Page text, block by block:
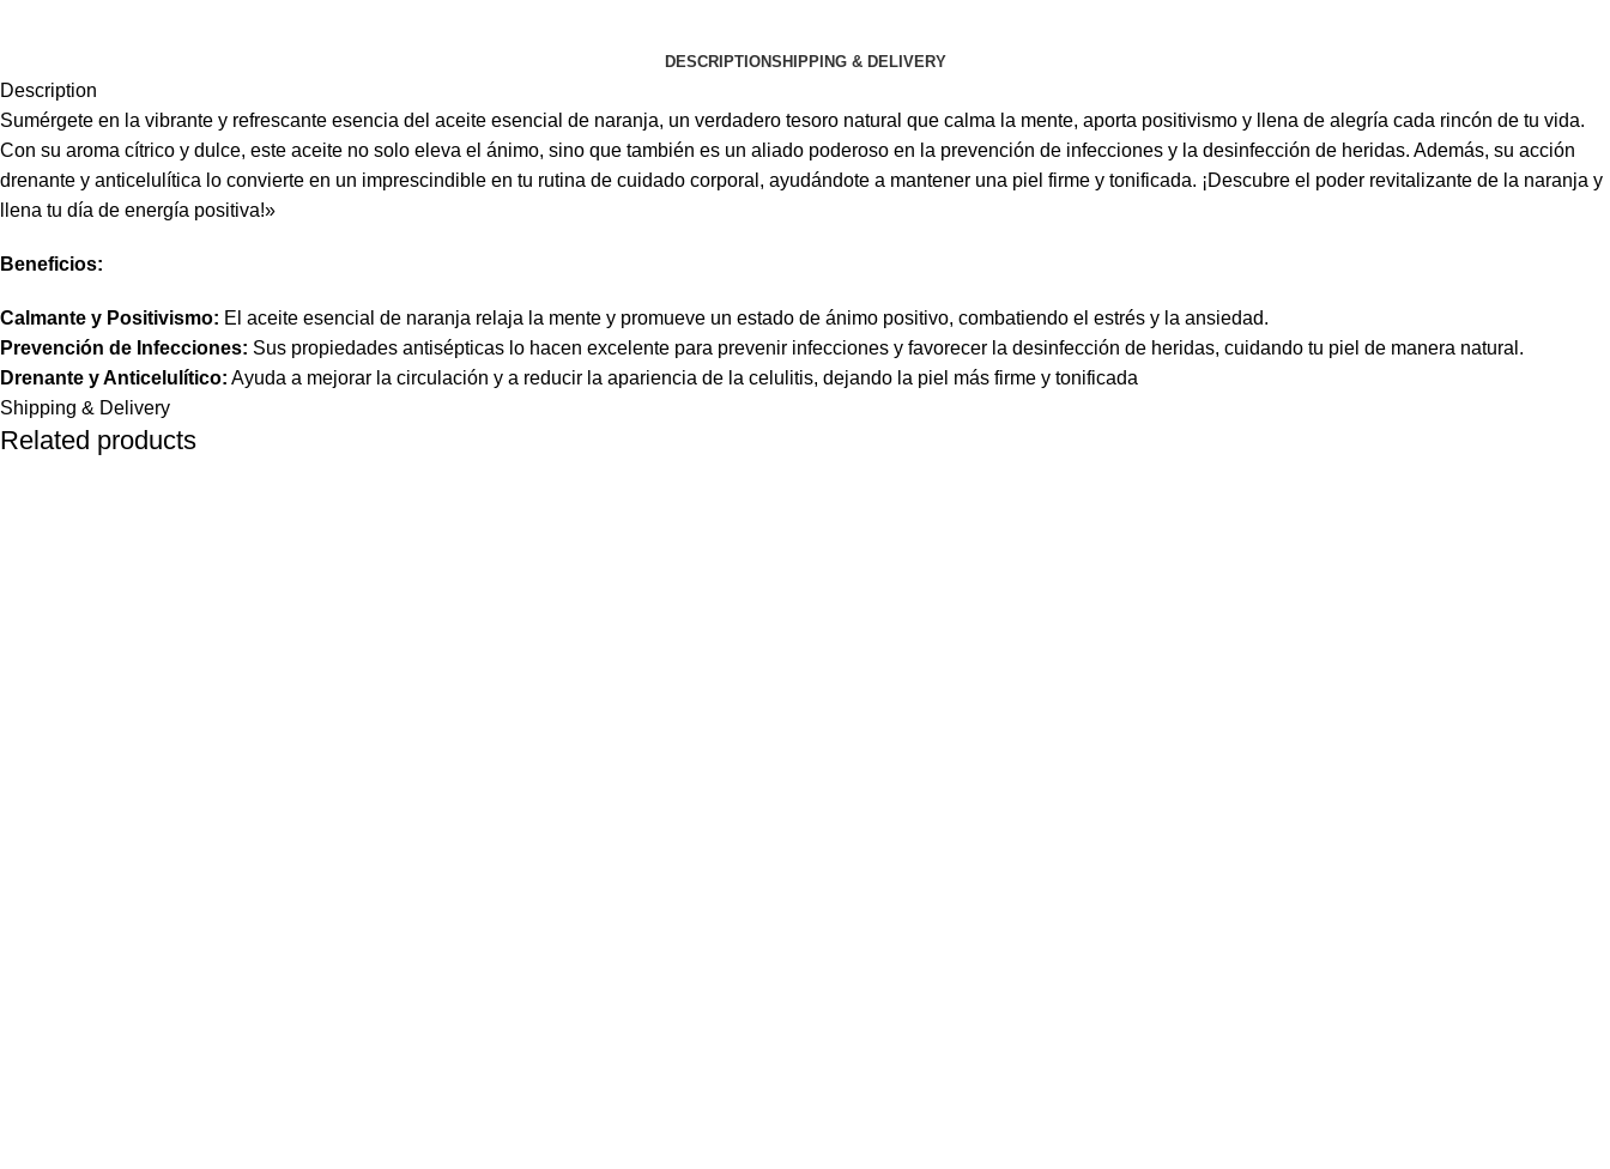
DESCRIPTIONSHIPPING & DELIVERY
Description
Sumérgete en la vibrante y refrescante esencia del aceite esencial de naranja, un verdadero tesoro natural que calma la mente, aporta positivismo y llena de alegría cada rincón de tu vida.
Con su aroma cítrico y dulce, este aceite no solo eleva el ánimo, sino que también es un aliado poderoso en la prevención de infecciones y la desinfección de heridas. Además, su acción
drenante y anticelulítica lo convierte en un imprescindible en tu rutina de cuidado corporal, ayudándote a mantener una piel firme y tonificada. ¡Descubre el poder revitalizante de la naranja y
llena tu día de energía positiva!»
Beneficios:
Calmante y Positivismo: El aceite esencial de naranja relaja la mente y promueve un estado de ánimo positivo, combatiendo el estrés y la ansiedad.
Prevención de Infecciones: Sus propiedades antisépticas lo hacen excelente para prevenir infecciones y favorecer la desinfección de heridas, cuidando tu piel de manera natural.
Drenante y Anticelulítico: Ayuda a mejorar la circulación y a reducir la apariencia de la celulitis, dejando la piel más firme y tonificada
Shipping & Delivery
Related products